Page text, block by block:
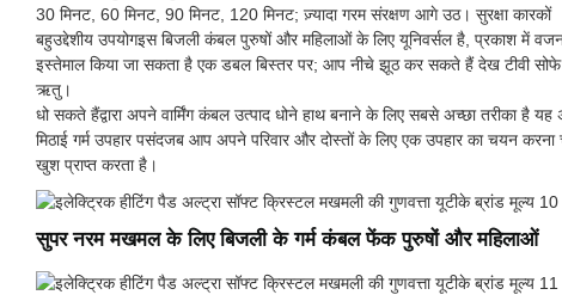
30 मिनट, 60 मिनट, 90 मिनट, 120 मिनट; ज़्यादा गरम संरक्षण आगे उठ। सुरक्षा कारकों
बहुउद्देशीय उपयोगइस बिजली कंबल पुरुषों और महिलाओं के लिए यूनिवर्सल है, प्रकाश
इस्तेमाल किया जा सकता है एक डबल बिस्तर पर; आप नीचे झूठ कर सकते हैं देख टीवी
ऋतु।
धो सकते हैंद्वारा अपने वार्मिंग कंबल उत्पाद धोने हाथ बनाने के लिए सबसे अच्छा
मिठाई गर्म उपहार पसंदजब आप अपने परिवार और दोस्तों के लिए एक उपहार का चयन
खुश प्राप्त करता है।
सुपर नरम मखमल के लिए बिजली के गर्म कंबल फेंक पुरुषों और महिलाओं